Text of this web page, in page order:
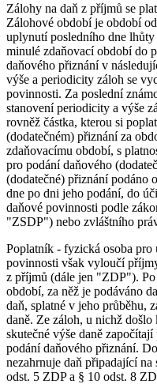
Zálohy na daň z příjmů se
Zálohové období je období
uplynutí posledního dne
minulé zdaňovací období do
daňového přiznání v
výše a periodicity záloh se
povinnosti. Za poslední
stanovení periodicity a výše
rovněž částka, kterou si
(dodatečném) přiznání za
zdaňovacímu období, s
pro podání daňového
(dodatečné) přiznání podáno
dne po dni jeho podání, do
daňové povinnosti podle
"ZSDP") nebo zvláštního
Poplatník - fyzická osoba pro
povinnosti však vyloučí
z příjmů (dále jen "ZDP").
období, za něž je podáváno
daň, splatné v jeho průběhu,
daně. Ze záloh, u nichž došlo
skutečné výše daně
podání daňového přiznání.
nezahrnuje daň připadající na
odst. 5 ZDP a § 10 odst. 8